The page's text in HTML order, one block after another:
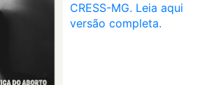
CRESS-MG. Leia aqui
versão completa.